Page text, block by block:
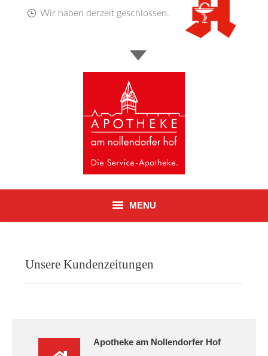
Wir haben derzeit geschlossen.
MENU
Gesundheitsnews
Unsere Kundenzeitungen
Apotheke am Nollendorfer Hof